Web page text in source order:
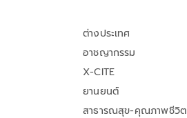
ต่างประเทศ
อาชญากรรม
X-CITE
ยานยนต์
สาธารณสุข-คุณภาพชีวิต